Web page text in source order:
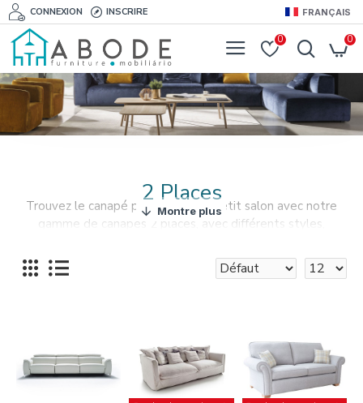
CONNEXION INSCRIRE FRANÇAIS
0 0
2 Places
Trouvez le canapé parfait pour le petit salon avec notre
gamme de canapés 2 places, avec différents styles,